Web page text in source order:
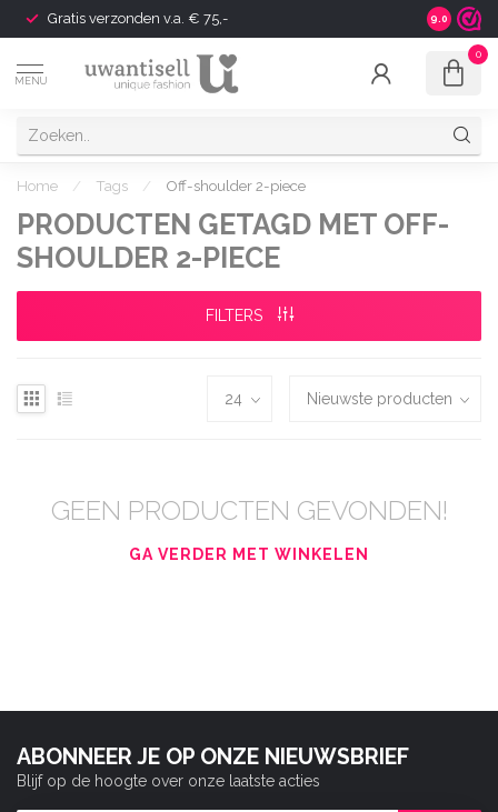
Gratis verzonden v.a. € 75,- Shipping
9.0
MENU
0
Home / Tags / Off-shoulder 2-piece
PRODUCTEN GETAGD MET OFF-
SHOULDER 2-PIECE
FILTERS
GEEN PRODUCTEN GEVONDEN!
GA VERDER MET WINKELEN
ABONNEER JE OP ONZE NIEUWSBRIEF
Blijf op de hoogte over onze laatste acties